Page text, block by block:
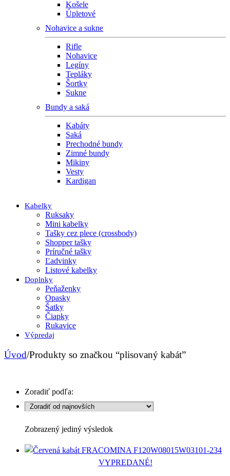
Košele
Úpletové
Nohavice a sukne
Rifle
Nohavice
Legíny
Tepláky
Šortky
Sukne
Bundy a saká
Kabáty
Saká
Prechodné bundy
Zimné bundy
Mikiny
Vesty
Kardigan
Kabelky
Ruksaky
Mini kabelky
Tašky cez plece (crossbody)
Shopper tašky
Príručné tašky
Ľadvinky
Listové kabelky
Doplnky
Peňaženky
Opasky
Šatky
Čiapky
Rukavice
Výpredaj
Úvod/Produkty so značkou “plisovaný kabát”
Zoradiť podľa:
Zobrazený jediný výsledok
VYPREDANÉ!